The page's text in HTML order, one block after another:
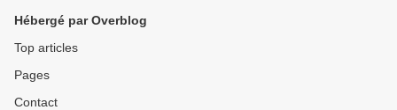
Hébergé par Overblog
Top articles
Pages
Contact